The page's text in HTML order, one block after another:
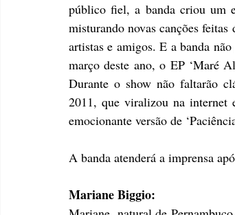
público fiel, a banda criou um
misturando novas canções
artistas e amigos. E a banda
março deste ano, o EP ‘Maré
Durante o show não faltarão
2011, que viralizou na internet
emocionante versão de
A banda atenderá a imprensa
Mariane Biggio: